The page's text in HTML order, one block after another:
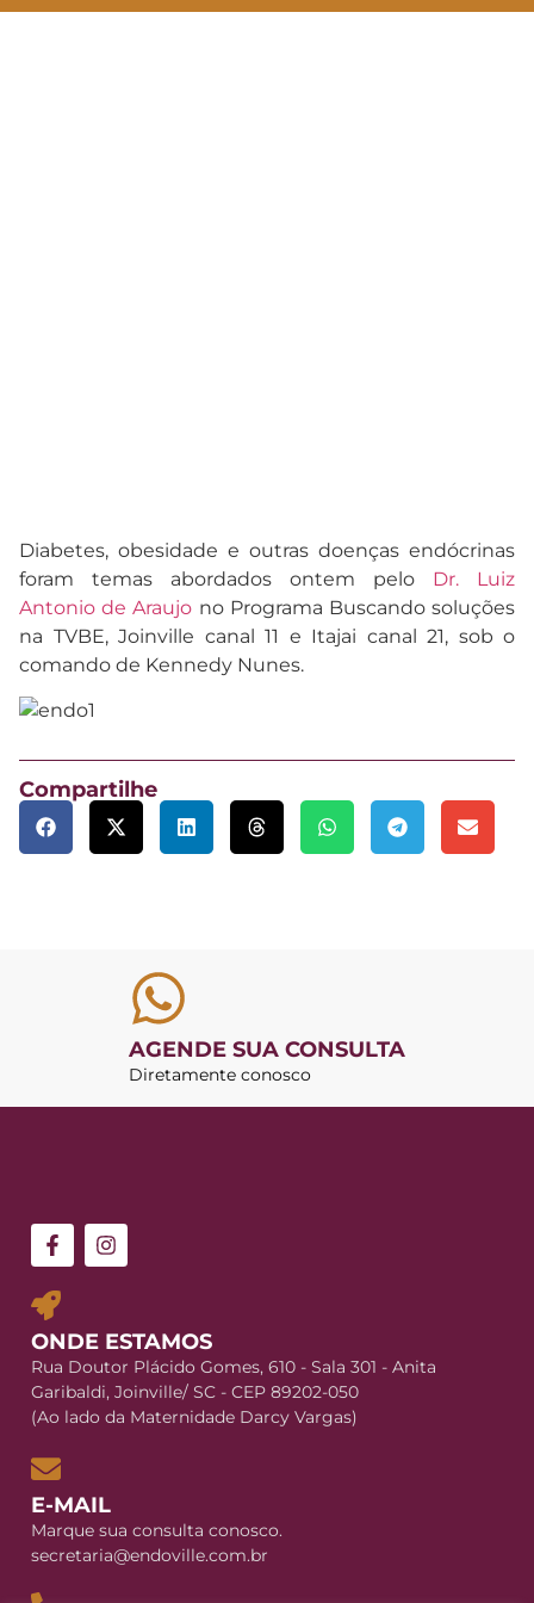
Diabetes, obesidade e outras doenças endócrinas
foram temas abordados ontem pelo Dr. Luiz
Antonio de Araujo no Programa Buscando soluções
na TVBE, Joinville canal 11 e Itajai canal 21, sob o
comando de Kennedy Nunes.
Compartilhe
AGENDE SUA CONSULTA
Diretamente conosco
ONDE ESTAMOS
Rua Doutor Plácido Gomes, 610 - Sala 301 - Anita
Garibaldi, Joinville/ SC - CEP 89202-050
(Ao lado da Maternidade Darcy Vargas)
E-MAIL
Marque sua consulta conosco.
secretaria@endoville.com.br